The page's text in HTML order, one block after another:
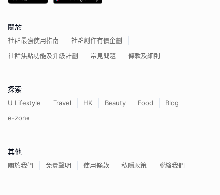
關於
社群最強使用指南
社群創作有價企劃
社群焦點功能及升級計劃
常見問題 條款及細則
探索
U Lifestyle Travel HK Beauty Food
Blog
e-zone
其他
關於我們 免責聲明 使用條款 私隱政策 聯絡我們